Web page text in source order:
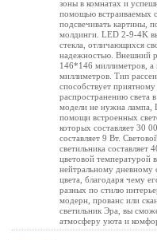
зоны в комнатах и
помощью встраиваемых
подсвечивать картины,
молдинги. LED 2-9-4K
стекла, отличающихся
надежностью. Внешний
146*146 миллиметров,
миллиметров. Тип
способствует
распространению света
модели не нужна лампа,
помощи встроенных
которых составляет 30
составляет 9 Вт.
светильника составляет
цветовой температурой
нейтральному дневному
цвета, благодаря чему
разных по стилю
модерн, прованс или
светильник Эра, вы
атмосферу уюта и